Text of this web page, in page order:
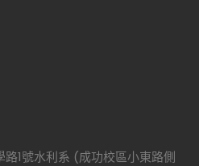
路1號水利系 (成功校區小東路側